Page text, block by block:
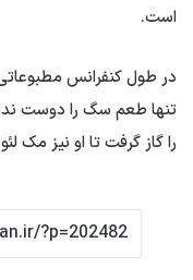
است.
در طول کنفرانس
تنها طعم سگ را دوست
را گاز گرفت تا او نیز مک